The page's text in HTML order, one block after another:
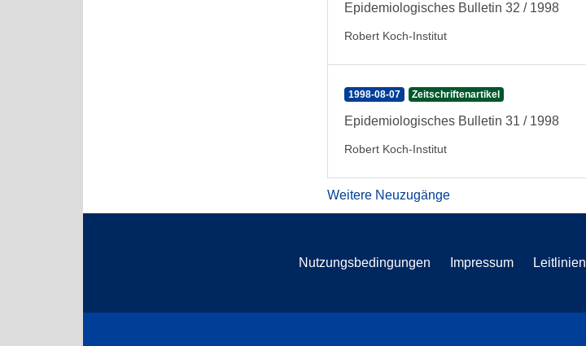
Epidemiologisches Bulletin 32 / 1998
Robert Koch-Institut
1998-08-07 Zeitschriftenartikel
Epidemiologisches Bulletin 31 / 1998
Robert Koch-Institut
Weitere Neuzugänge
Nutzungsbedingungen Impressum Leitlinien